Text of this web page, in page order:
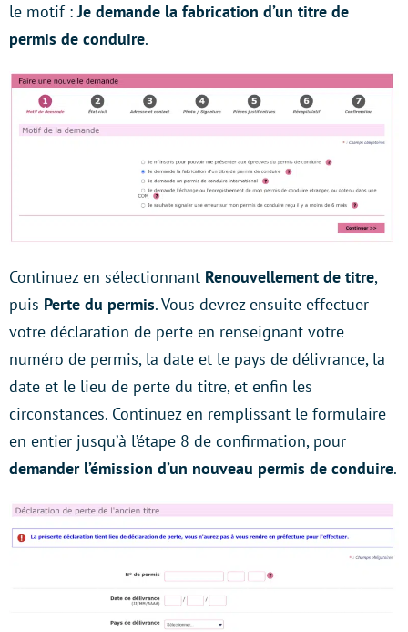
le motif :Je demande la fabrication d’un titre de
permis de conduire.
Continuez en sélectionnant Renouvellement de titre,
puis Perte du permis. Vous devrez ensuite effectuer
votre déclaration de perte en renseignant votre
numéro de permis, la date et le pays de délivrance, la
date et le lieu de perte du titre, et enfin les
circonstances. Continuez en remplissant le formulaire
en entier jusqu’à l’étape 8 de confirmation, pour
demander l’émission d’un nouveau permis de conduire.